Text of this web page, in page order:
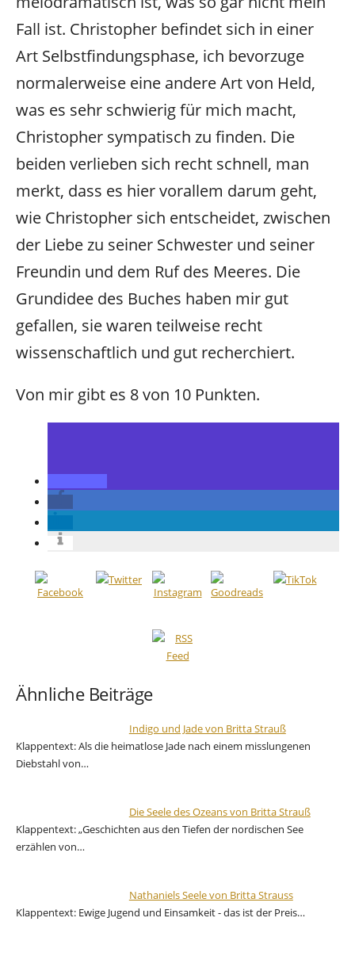
Fall ist. Christopher befindet sich in einer
Art Selbstfindungsphase, ich bevorzuge
normalerweise eine andere Art von Held,
was es sehr schwierig für mich macht,
Christopher sympatisch zu finden. Die
beiden verlieben sich recht schnell, man
merkt, dass es hier vorallem darum geht,
wie Christopher sich entscheidet, zwischen
der Liebe zu seiner Schwester und seiner
Freundin und dem Ruf des Meeres. Die
Grundidee des Buches haben mir gut
gefallen, sie waren teilweise recht
wissenschaftlich und gut recherchiert.
Von mir gibt es 8 von 10 Punkten.
Ähnliche Beiträge
Indigo und Jade von Britta Strauß
Klappentext: Als die heimatlose Jade nach einem misslungenen
Diebstahl von…
Die Seele des Ozeans von Britta Strauß
Klappentext: „Geschichten aus den Tiefen der nordischen See
erzählen von…
Nathaniels Seele von Britta Strauss
Klappentext: Ewige Jugend und Einsamkeit - das ist der Preis…